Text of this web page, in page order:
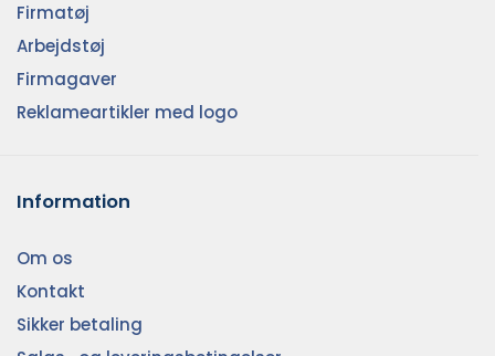
Firmatøj
Arbejdstøj
Firmagaver
Reklameartikler med logo
Information
Om os
Kontakt
Sikker betaling